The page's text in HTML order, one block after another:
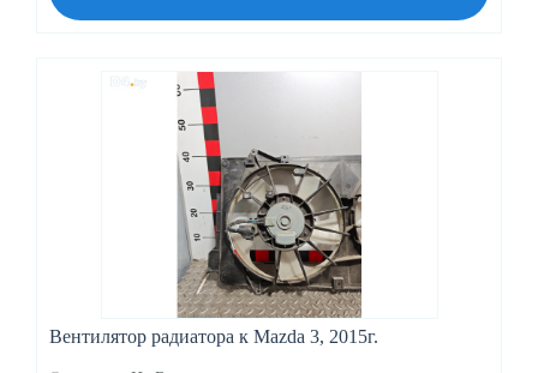
Вентилятор радиатора к Mazda 3, 2015г.